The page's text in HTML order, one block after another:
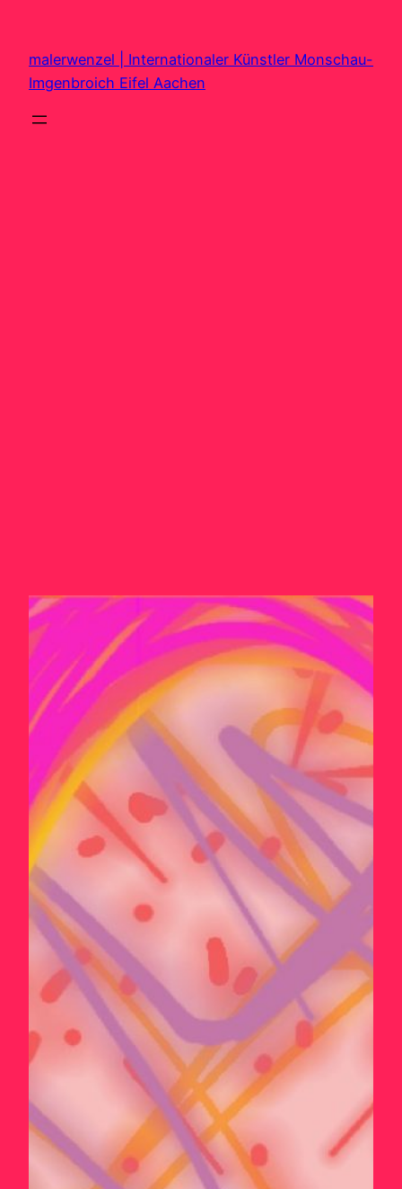
springen
malerwenzel | Internationaler Künstler Monschau-
Imgenbroich Eifel Aachen